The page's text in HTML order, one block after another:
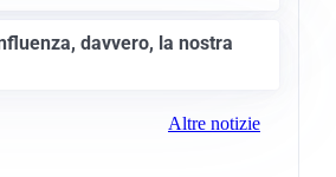
davvero, la nostra
Altre notizie